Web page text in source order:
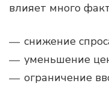
влияет много
снижение
уменьшение
ограничение